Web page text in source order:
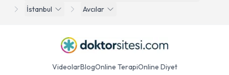
İstanbul
Avcılar
VideolarBlogOnline TerapiOnline Diyet